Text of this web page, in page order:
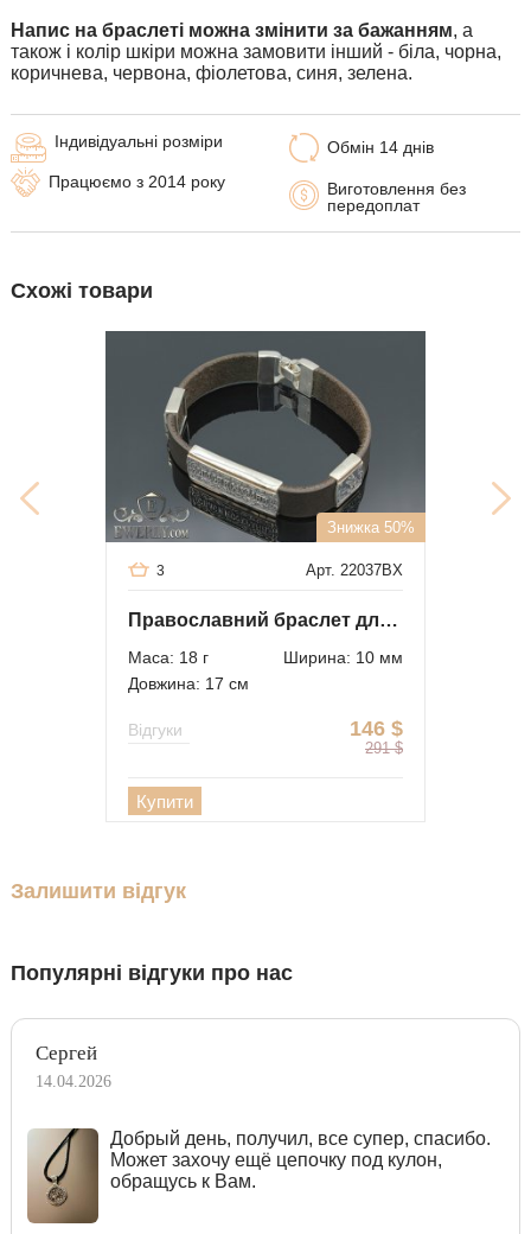
Напис на браслеті можна змінити за бажанням, а
також і колір шкіри можна замовити інший - біла, чорна,
коричнева, червона, фіолетова, синя, зелена.
Обмін 14 днів
Виготовлення без
передоплат
Індивідуальні розміри
Працюємо з 2014 року
Схожі товари
Знижка 50%
Арт. 22037BX
3
Православний браслет для чоловіків (темно-коричнева шкіра з сріблом і золотом)
Маса: 18 г
Ширина: 10 мм
Довжина: 17 см
146 $
291 $
Відгуки
Купити
Залишити відгук
Популярні відгуки про нас
Сергей
14.04.2026
Добрый день, получил, все супер, спасибо.
Может захочу ещё цепочку под кулон,
обращусь к Вам.